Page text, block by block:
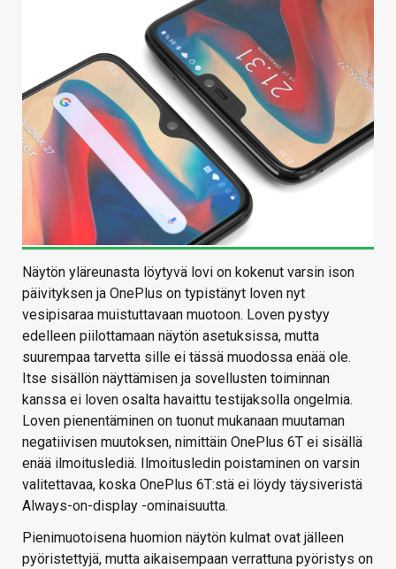
Näytön yläreunasta löytyvä lovi on kokenut varsin ison
päivityksen ja OnePlus on typistänyt loven nyt
vesipisaraa muistuttavaan muotoon. Loven pystyy
edelleen piilottamaan näytön asetuksissa, mutta
suurempaa tarvetta sille ei tässä muodossa enää ole.
Itse sisällön näyttämisen ja sovellusten toiminnan
kanssa ei loven osalta havaittu testijaksolla ongelmia.
Loven pienentäminen on tuonut mukanaan muutaman
negatiivisen muutoksen, nimittäin OnePlus 6T ei sisällä
enää ilmoituslediä. Ilmoitusledin poistaminen on varsin
valitettavaa, koska OnePlus 6T:stä ei löydy täysiveristä
Always-on-display -ominaisuutta.
Pienimuotoisena huomion näytön kulmat ovat jälleen
pyöristettyjä, mutta aikaisempaan verrattuna pyöristys on